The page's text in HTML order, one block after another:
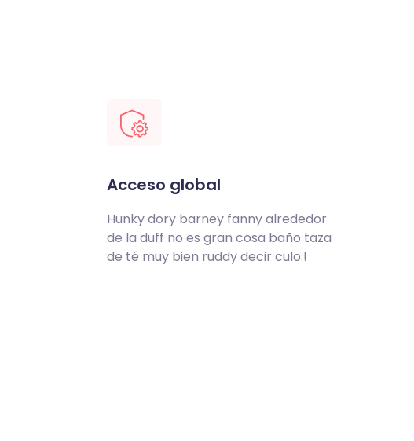
Acceso global
Hunky dory barney fanny alrededor
de la duff no es gran cosa baño taza
de té muy bien ruddy decir culo.!